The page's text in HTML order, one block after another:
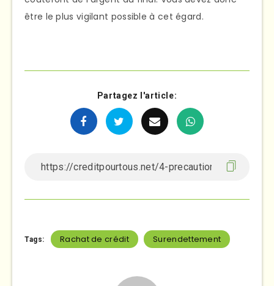
être le plus vigilant possible à cet égard.
Partagez l'article:
Tags: Rachat de crédit Surendettement